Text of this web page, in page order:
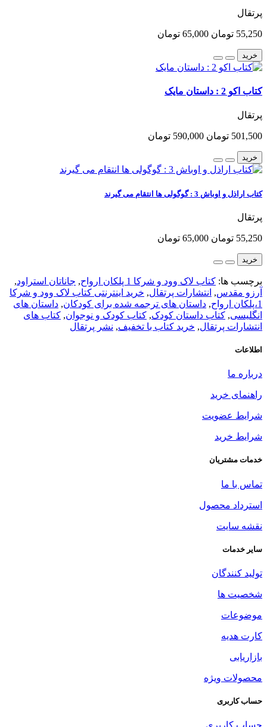
پرتقال
55,250 تومان 65,000 تومان
خرید
کتاب اکو 2 : داستان مایک
پرتقال
501,500 تومان 590,000 تومان
خرید
کتاب اراذل و اوباش 3 : گوگولی ها انتقام می گیرند
پرتقال
55,250 تومان 65,000 تومان
خرید
برچسب ها: کتاب لاک وود و شرکا 1 پلکان ارواح , جاناتان استراود,
آرزو مقدس, انتشارات پرتقال, خرید اینترنتی کتاب لاک وود و شرکا
1،پلکان ارواح
, داستان های ترجمه شده برای کودکان, داستان های
انگلیسی, کتاب داستان کودک, کتاب کودک و نوجوان, کتاب های
انتشارات پرتقال, خرید کتاب با تخفیف, نشر پرتقال
اطلاعات
درباره ما
راهنمای خرید
شرایط عضویت
شرایط خرید
خدمات مشتریان
تماس با ما
استرداد محصول
نقشه سایت
سایر خدمات
تولید کنندگان
شخصیت ها
موضوعات
کارت هدیه
بازاریابی
محصولات ویژه
حساب کاربری